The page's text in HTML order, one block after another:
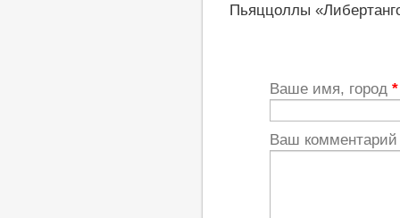
Пьяццоллы
Ваше имя, город *
Ваш